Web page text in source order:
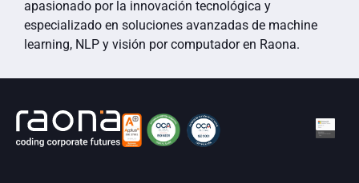
apasionado por la innovación tecnológica y
especializado en soluciones avanzadas de machine
learning, NLP y visión por computador en Raona.